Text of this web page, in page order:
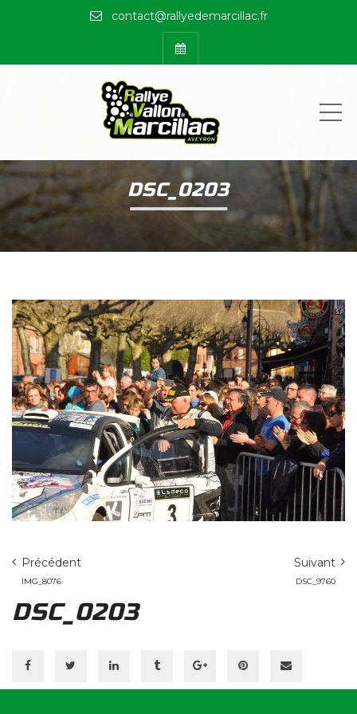
contact@rallyedemarcillac.fr
DSC_0203
Précédent
IMG_8076
Suivant
DSC_9760
DSC_0203